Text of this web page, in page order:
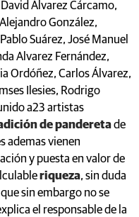
Álvarez Cárcamo,
González,
Suárez, José Manuel
Alvarez Fernández,
Ordóñez, Carlos Álvarez,
Ilesies, Rodrigo
a23 artistas
de panderetade
ademas vienen
y puesta en valor de
riqueza, sin duda
sin embargo no se
el responsable de la